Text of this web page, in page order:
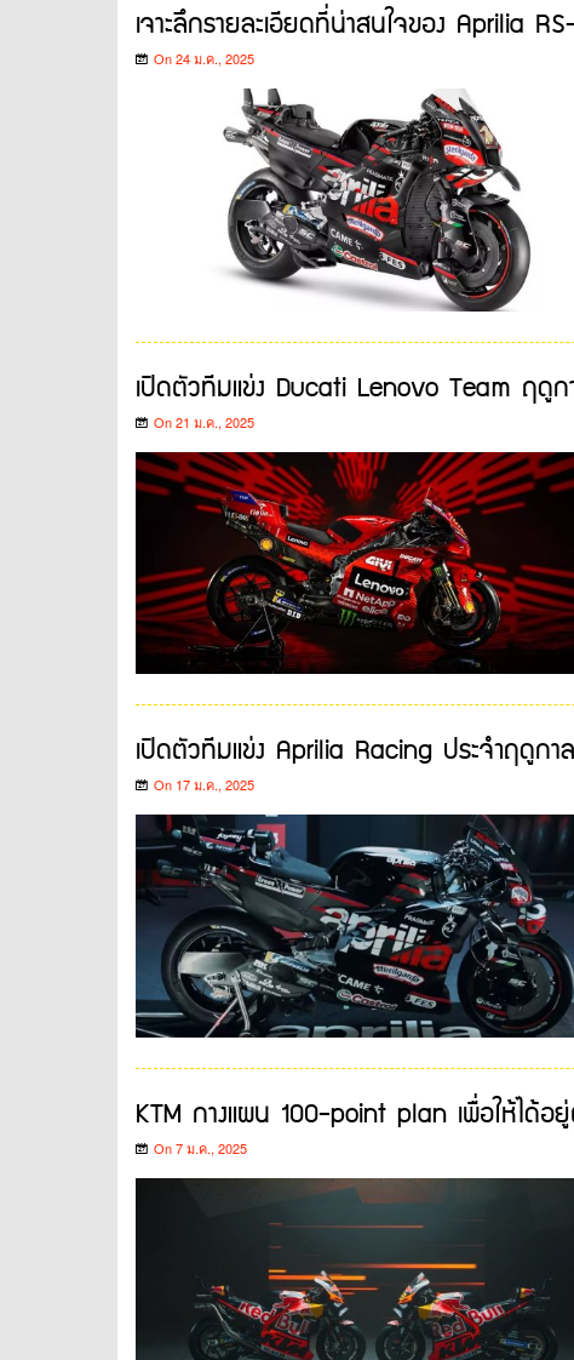
เจาะลึกรายละเอียดที่น่าสนใจของ Aprilia
On 24 ม.ค., 2025
เปิดตัวทีมแข่ง Ducati Lenovo Team ฤดูก
On 21 ม.ค., 2025
เปิดตัวทีมแข่ง Aprilia Racing ประจำฤดูก
On 17 ม.ค., 2025
KTM กางแผน 100-point plan เพื่อให้ได้อ
On 7 ม.ค., 2025